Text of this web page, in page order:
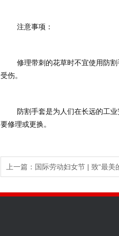
	注意事项：
受伤。
要修理或更换。
上一篇： 国际劳动妇女节 | 致“最美